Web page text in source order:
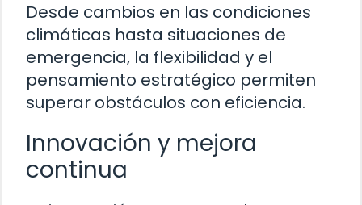
Desde cambios en las condiciones
climáticas hasta situaciones de
emergencia, la flexibilidad y el
pensamiento estratégico permiten
superar obstáculos con eficiencia.
Innovación y mejora
continua